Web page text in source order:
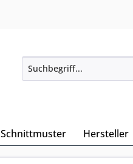
Schnittmuster Hersteller